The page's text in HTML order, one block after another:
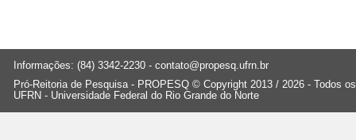
Informações: (84) 3342-2230 - contato@propesq.ufrn.br
Pró-Reitoria de Pesquisa - PROPESQ © Copyright 2013 / 2026 - Todos
UFRN - Universidade Federal do Rio Grande do Norte